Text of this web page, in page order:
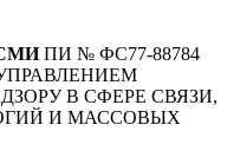
ПИ № ФС77-88784
В СФЕРЕ СВЯЗИ,
И МАССОВЫХ